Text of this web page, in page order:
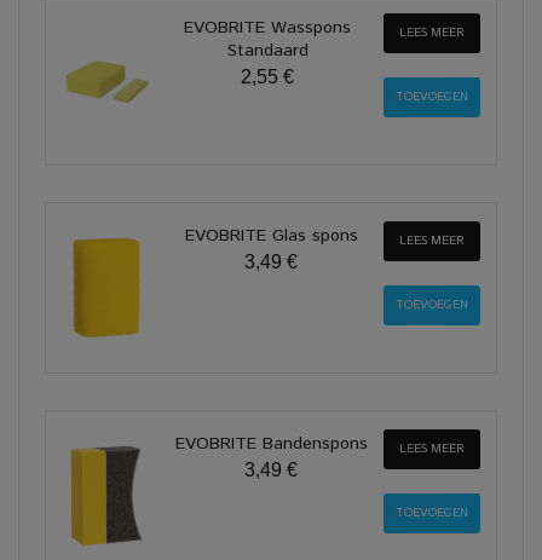
EVOBRITE Wasspons
Standaard
2,55 €
LEES MEER
EVOBRITE Glas spons
3,49 €
LEES MEER
EVOBRITE Bandenspons
3,49 €
LEES MEER